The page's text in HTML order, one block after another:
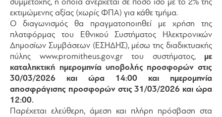
συμμετοχής, η οποία ανέρχεται σε ποσό ίσο με το 2% της
εκτιμώμενης αξίας (χωρίς ΦΠΑ) για κάθε τμήμα.
Ο διαγωνισμός θα πραγματοποιηθεί µε χρήση της
πλατφόρμας του Εθνικού Συστήματος Ηλεκτρονικών
Δημοσίων Συμβάσεων (ΕΣΗ∆ΗΣ), µέσω της διαδικτυακής
πύλης www.promitheus.gov.gr του συστήματος, µε
καταληκτική ημερομηνία υποβολής προσφορών στις
30/03/2026 και ώρα 14:00 και ημερομηνία
αποσφράγισης προσφορών στις 31/03/2026 και ώρα
12:00.
Παρέχεται ελεύθερη, άμεση και πλήρη πρόσβαση στα